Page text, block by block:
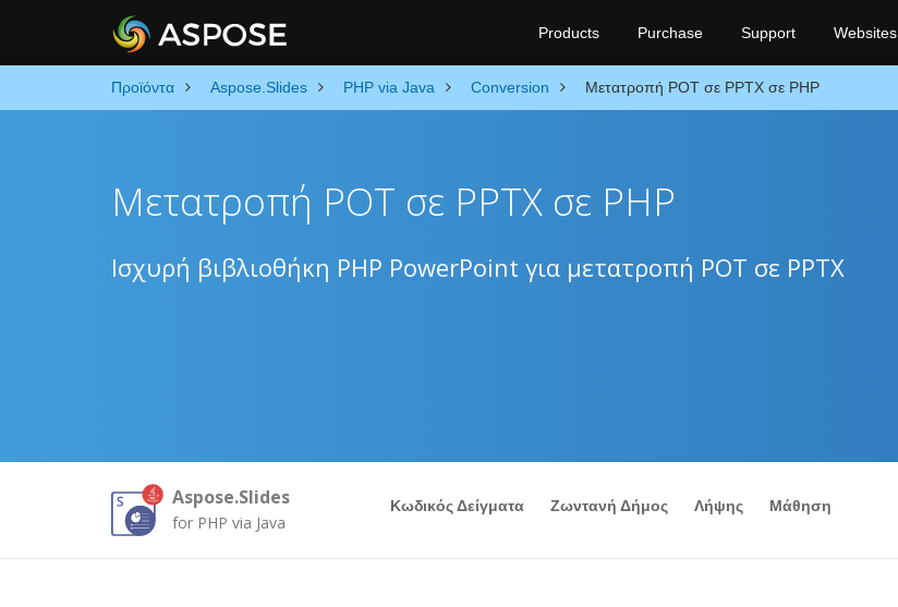
Products Purchase Support Websites
Προϊόντα Aspose.Slides PHP via Java Conversion Μετατροπή POT σε PPTX σε PHP
Μετατροπή POT σε PPTX σε PHP
Ισχυρή βιβλιοθήκη PHP PowerPoint για μετατροπή POT σε PPTX
Aspose.Slides
for PHP via Java
Κωδικός Δείγματα Ζωντανή Δήμος Λήψης Μάθηση